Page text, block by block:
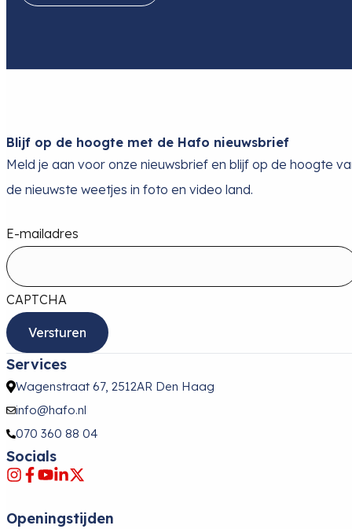
Blijf op de hoogte met de Hafo nieuwsbrief
Meld je aan voor onze nieuwsbrief en blijf op de hoogte
de nieuwste weetjes in foto en video land.
E-mailadres
CAPTCHA
Services
Wagenstraat 67, 2512AR Den Haag
info@hafo.nl
070 360 88 04
Socials
Openingstijden